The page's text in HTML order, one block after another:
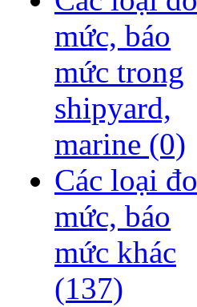
mức, báo
mức trong
shipyard,
marine (0)
Các loại đo
mức, báo
mức khác
(137)